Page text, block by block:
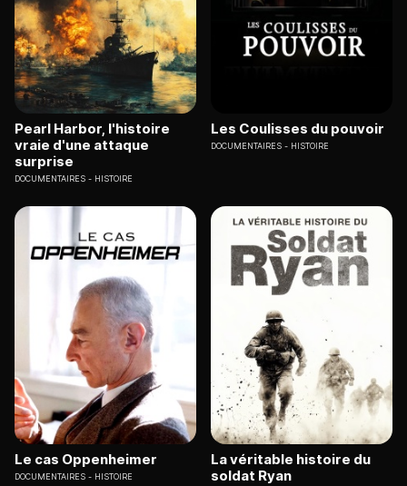
Pearl Harbor, l'histoire
vraie d'une attaque
surprise
DOCUMENTAIRES HISTOIRE
Les Coulisses du pouvoir
DOCUMENTAIRES HISTOIRE
Le cas Oppenheimer
DOCUMENTAIRES HISTOIRE
La véritable histoire du
soldat Ryan